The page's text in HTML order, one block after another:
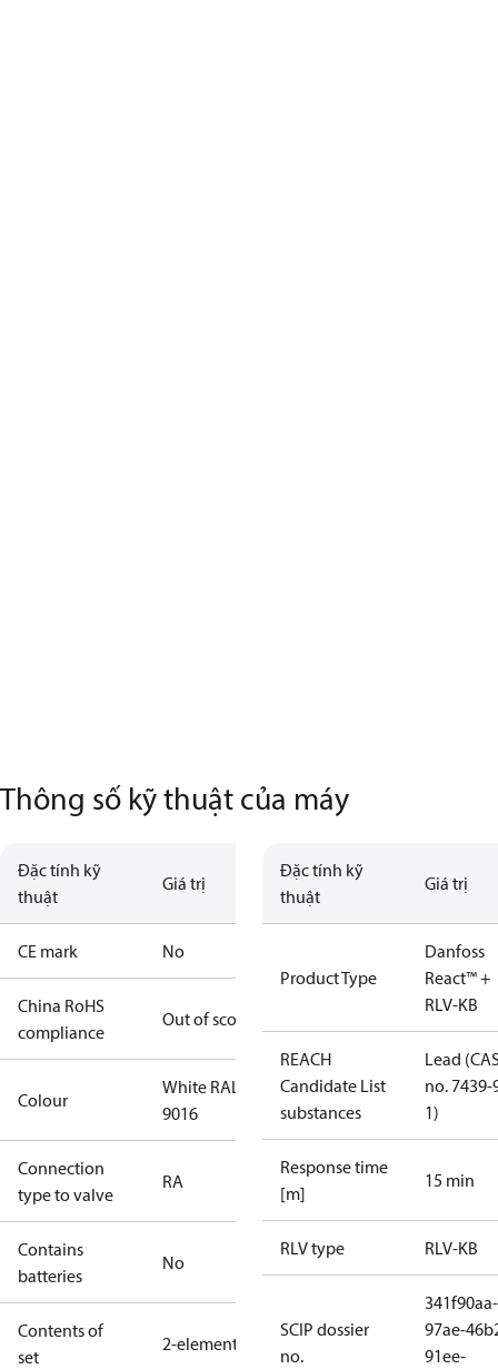
Thông số kỹ thuật của máy
Đặc tính kỹ
thuật
Giá trị
CE mark No
China RoHS
compliance
Out of scope
Colour
White RAL
9016
Connection
type to valve
RA
Contains
batteries
No
Contents of
set
2-elements
Đặc tính kỹ
thuật
Giá trị
Product Type
Danfoss
React™ +
RLV-KB
REACH
Candidate List
substances
Lead
no. 7439-
1)
Response time
[m]
15 min
RLV type RLV-KB
SCIP dossier
no.
341f90aa-
97ae-
91ee-